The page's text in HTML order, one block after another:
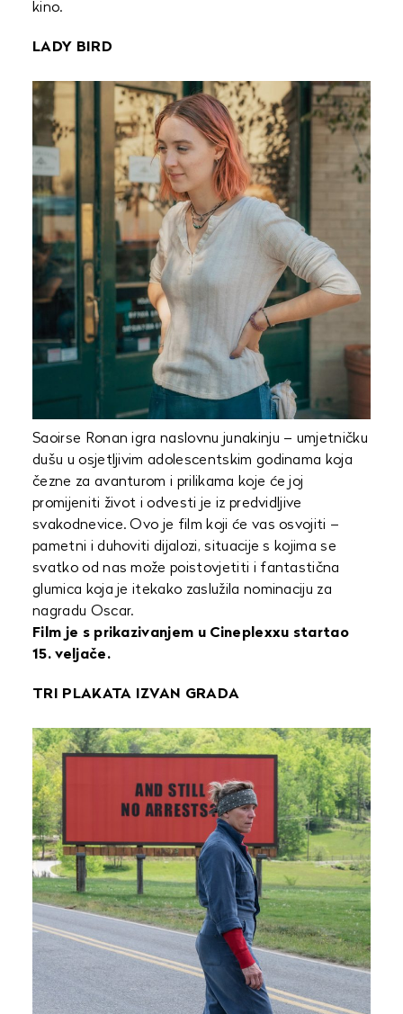
kino.
LADY BIRD
Saoirse Ronan igra naslovnu junakinju – umjetničku
dušu u osjetljivim adolescentskim godinama koja
čezne za avanturom i prilikama koje će joj
promijeniti život i odvesti je iz predvidljive
svakodnevice. Ovo je film koji će vas osvojiti –
pametni i duhoviti dijalozi, situacije s kojima se
svatko od nas može poistovjetiti i fantastična
glumica koja je itekako zaslužila nominaciju za
nagradu Oscar.
Film je s prikazivanjem u Cineplexxu startao
15. veljače.
TRI PLAKATA IZVAN GRADA